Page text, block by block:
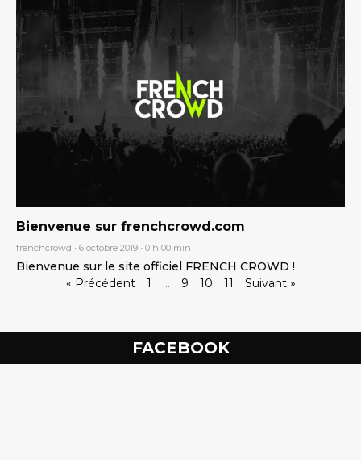
Bienvenue sur frenchcrowd.com
frenchcrowd 6 octobre 2019 0 h 00 min
Bienvenue sur le site officiel FRENCH CROWD !
« Précédent
1 … 9 10 11 Suivant »
FACEBOOK